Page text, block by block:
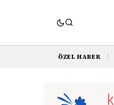
ÖZEL HABER